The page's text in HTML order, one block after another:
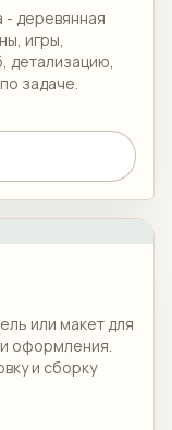
- деревянная
игры,
детализацию,
задаче.
или макет для
оформления.
и сборку